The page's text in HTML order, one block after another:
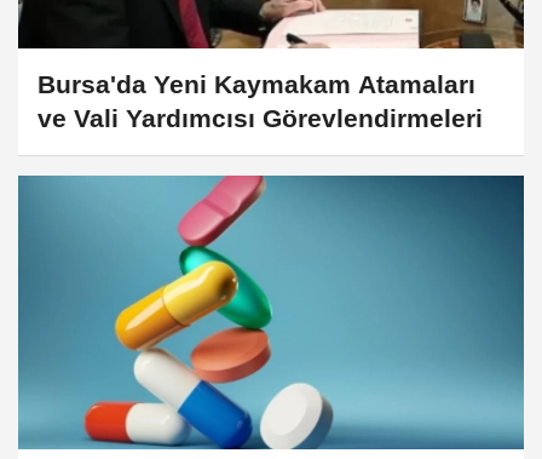
Bursa'da Yeni Kaymakam Atamaları
ve Vali Yardımcısı Görevlendirmeleri